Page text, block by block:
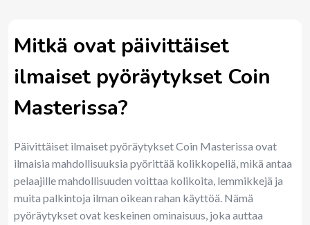
Mitkä ovat päivittäiset
ilmaiset pyöräytykset Coin
Masterissa?
Päivittäiset ilmaiset pyöräytykset Coin Masterissa ovat
ilmaisia mahdollisuuksia pyörittää kolikkopeliä, mikä antaa
pelaajille mahdollisuuden voittaa kolikoita, lemmikkejä ja
muita palkintoja ilman oikean rahan käyttöä. Nämä
pyöräytykset ovat keskeinen ominaisuus, joka auttaa